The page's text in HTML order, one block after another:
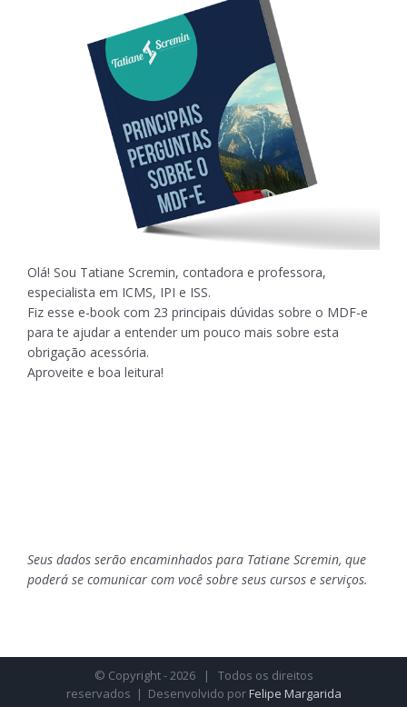
Olá! Sou Tatiane Scremin, contadora e professora,
especialista em ICMS, IPI e ISS.
Fiz esse e-book com 23 principais dúvidas sobre o MDF-e
para te ajudar a entender um pouco mais sobre esta
obrigação acessória.
Aproveite e boa leitura!
Seus dados serão encaminhados para Tatiane Scremin, que
poderá se comunicar com você sobre seus cursos e serviços.
© Copyright -2026 | Todos os direitos
reservados | Desenvolvido porFelipe Margarida